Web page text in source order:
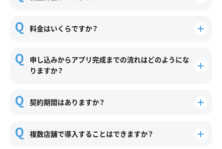
料金はいくらですか？
申し込みからアプリ完成までの流れはどのようにな
りますか？
契約期間はありますか？
複数店舗で導入することはできますか？